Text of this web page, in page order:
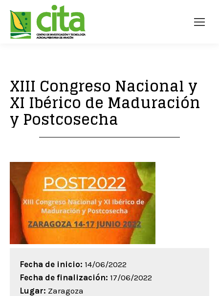
XIII Congreso Nacional y
XI Ibérico de Maduración
y Postcosecha
Fecha de inicio: 14/06/2022
Fecha de finalización: 17/06/2022
Lugar: Zaragoza